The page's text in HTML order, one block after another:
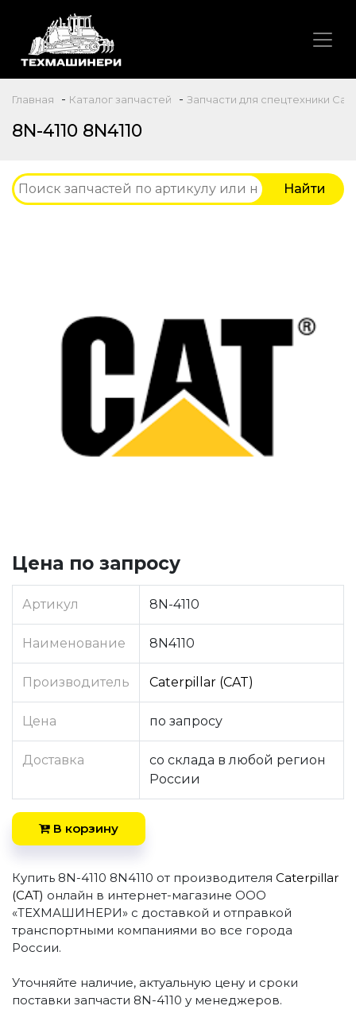
Главная - Каталог запчастей - Запчасти для спецтехники
8N-4110 8N4110
Цена по запросу
Артикул 8N-4110
Наименование 8N4110
Производитель Caterpillar (CAT)
Цена по запросу
Доставка
со склада в любой регион
России
В корзину
Купить 8N-4110 8N4110 от производителя Caterpillar
(CAT) онлайн в интернет-магазине ООО
«ТЕХМАШИНЕРИ» с доставкой и отправкой
транспортными компаниями во все города
России.
Уточняйте наличие, актуальную цену и сроки
поставки запчасти 8N-4110 у менеджеров.